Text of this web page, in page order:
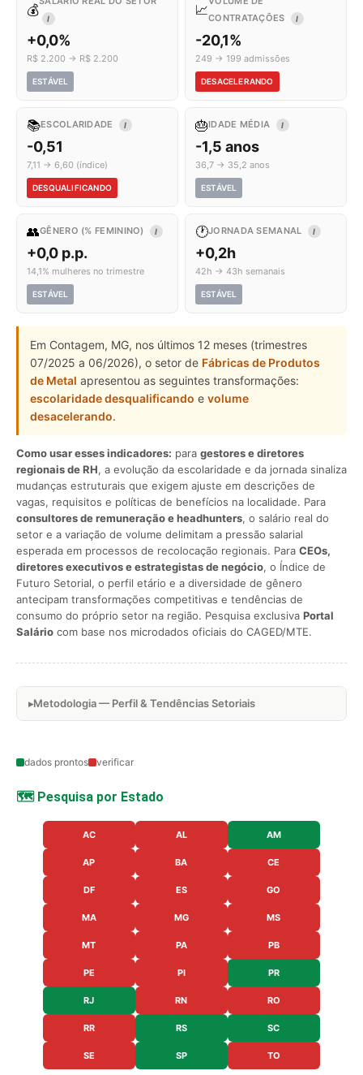
💰
I
+0,0%
R$ 2.200 → R$ 2.200
ESTÁVEL
📈CONTRATAÇÕES
I
-20,1%
249 → 199 admissões
DESACELERANDO
📚ESCOLARIDADE I
-0,51
7,11 → 6,60 (índice)
DESQUALIFICANDO
🎂IDADE MÉDIA I
-1,5 anos
36,7 → 35,2 anos
ESTÁVEL
👥GÊNERO (% FEMININO) I
+0,0 p.p.
14,1% mulheres no trimestre
ESTÁVEL
🕐JORNADA SEMANAL I
+0,2h
42h → 43h semanais
ESTÁVEL
Em Contagem, MG, nos últimos 12 meses (trimestres
07/2025 a 06/2026), o setor de Fábricas de Produtos
de Metal apresentou as seguintes transformações:
escolaridade desqualificando e volume
desacelerando.
Como usar esses indicadores: para gestores e diretores
regionais de RH, a evolução da escolaridade e da jornada sinaliza
mudanças estruturais que exigem ajuste em descrições de
vagas, requisitos e políticas de benefícios na localidade. Para
consultores de remuneração e headhunters, o salário real do
setor e a variação de volume delimitam a pressão salarial
esperada em processos de recolocação regionais. Para CEOs,
diretores executivos e estrategistas de negócio, o Índice de
Futuro Setorial, o perfil etário e a diversidade de gênero
antecipam transformações competitivas e tendências de
consumo do próprio setor na região. Pesquisa exclusiva Portal
Salário com base nos microdados oficiais do CAGED/MTE.
Metodologia — Perfil & Tendências Setoriais
dados prontos verificar
🗺️ Pesquisa por Estado
AC AL AM
AP BA CE
DF ES GO
MA MG MS
MT PA PB
PE PI PR
RJ RN RO
RR RS SC
SE SP TO